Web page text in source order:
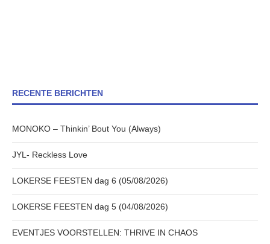
RECENTE BERICHTEN
MONOKO – Thinkin’ Bout You (Always)
JYL- Reckless Love
LOKERSE FEESTEN dag 6 (05/08/2026)
LOKERSE FEESTEN dag 5 (04/08/2026)
EVENTJES VOORSTELLEN: THRIVE IN CHAOS